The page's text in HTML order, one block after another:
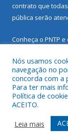
contrato que
pública serão
Conheça o PNTP e
Todos os direitos
Mapa do Site
Nós usamos
navegação no
concorda com a
Para ter mais
Política de
ACEITO.
Leia mais